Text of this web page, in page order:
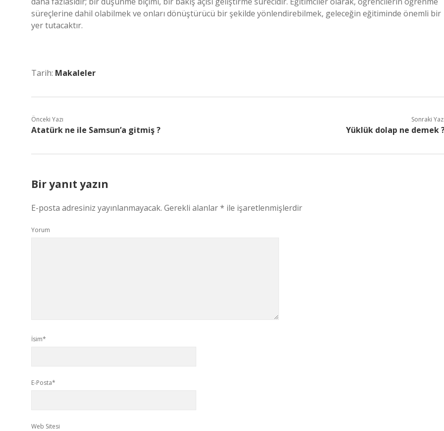
süreçlerine dahil olabilmek ve onları dönüştürücü bir şekilde yönlendirebilmek, geleceğin eğitiminde önemli bir
yer tutacaktır.
Tarih: Makaleler
Önceki Yazı
Atatürk ne ile Samsun’a gitmiş ?
Sonraki
Yüklük dolap ne demek
Bir yanıt yazın
E-posta adresiniz yayınlanmayacak. Gerekli alanlar* ile işaretlenmişlerdir
Yorum
İsim*
E-Posta*
Web Sitesi